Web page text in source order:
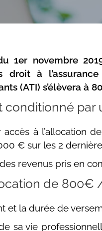
1er novembre
droit à
(ATI) s’élèvera à
conditionné par
accès à l’allocation
€ sur les 2
revenus pris en
de 800€
et la durée de
sa vie